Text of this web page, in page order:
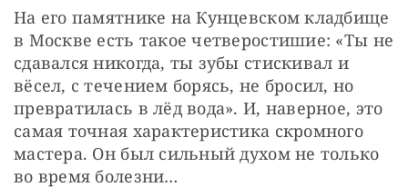
На его памятнике на Кунцевском кладбище
в Москве есть такое четверостишие: «Ты не
сдавался никогда, ты зубы стискивал и
вёсел, с течением борясь, не бросил, но
превратилась в лёд вода». И, наверное, это
самая точная характеристика скромного
мастера. Он был сильный духом не только
во время болезни…